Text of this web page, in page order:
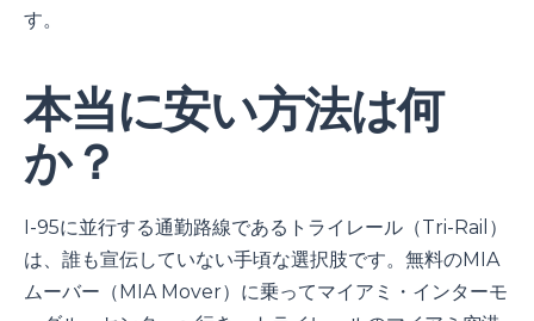
す。
本当に安い方法は何
か？
I-95に並行する通勤路線であるトライレール（Tri-Rail）
は、誰も宣伝していない手頃な選択肢です。無料のMIA
ムーバー（MIA Mover）に乗ってマイアミ・インターモ